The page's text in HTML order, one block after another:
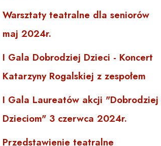
Warsztaty teatralne dla seniorów
maj 2024r.
I Gala Dobrodziej Dzieci - Koncert
Katarzyny Rogalskiej z zespołem
I Gala Laureatów akcji "Dobrodziej
Dzieciom" 3 czerwca 2024r.
Przedstawienie teatralne